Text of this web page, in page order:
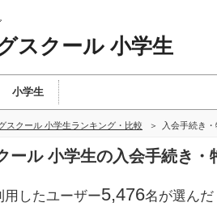
スクール 小学生
小学生
スクール 小学生ランキング・比較 入会手続き
ール 小学生の入会手続き
したユーザー5,476名が選んだ